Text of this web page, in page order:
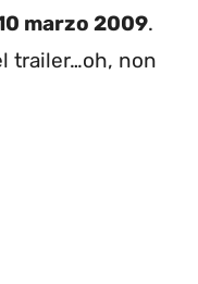
marzo 2009.
trailer…oh, non